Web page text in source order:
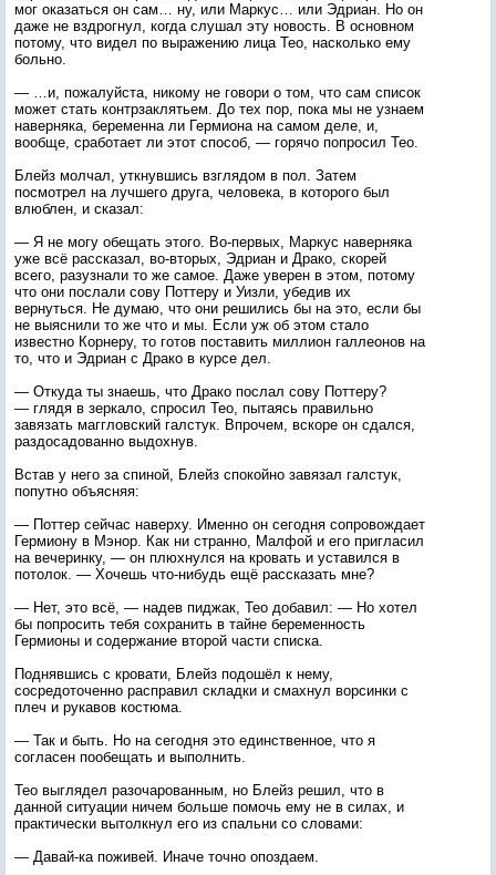
мог оказаться он сам… ну, или Маркус… или Эдриан. Но он
даже не вздрогнул, когда слушал эту новость. В основном
потому, что видел по выражению лица Тео, насколько ему
больно.
— …и, пожалуйста, никому не говори о том, что сам список
может стать контрзаклятьем. До тех пор, пока мы не узнаем
наверняка, беременна ли Гермиона на самом деле, и,
вообще, сработает ли этот способ, — горячо попросил Тео.
Блейз молчал, уткнувшись взглядом в пол. Затем
посмотрел на лучшего друга, человека, в которого был
влюблен, и сказал:
— Я не могу обещать этого. Во-первых, Маркус наверняка
уже всё рассказал, во-вторых, Эдриан и Драко, скорей
всего, разузнали то же самое. Даже уверен в этом, потому
что они послали сову Поттеру и Уизли, убедив их
вернуться. Не думаю, что они решились бы на это, если бы
не выяснили то же что и мы. Если уж об этом стало
известно Корнеру, то готов поставить миллион галлеонов на
то, что и Эдриан с Драко в курсе дел.
— Откуда ты знаешь, что Драко послал сову Поттеру?
— глядя в зеркало, спросил Тео, пытаясь правильно
завязать маггловский галстук. Впрочем, вскоре он сдался,
раздосадованно выдохнув.
Встав у него за спиной, Блейз спокойно завязал галстук,
попутно объясняя:
— Поттер сейчас наверху. Именно он сегодня сопровождает
Гермиону в Мэнор. Как ни странно, Малфой и его пригласил
на вечеринку, — он плюхнулся на кровать и уставился в
потолок. — Хочешь что-нибудь ещё рассказать мне?
— Нет, это всё, — надев пиджак, Тео добавил: — Но хотел
бы попросить тебя сохранить в тайне беременность
Гермионы и содержание второй части списка.
Поднявшись с кровати, Блейз подошёл к нему,
сосредоточенно расправил складки и смахнул ворсинки с
плеч и рукавов костюма.
— Так и быть. Но на сегодня это единственное, что я
согласен пообещать и выполнить.
Тео выглядел разочарованным, но Блейз решил, что в
данной ситуации ничем больше помочь ему не в силах, и
практически вытолкнул его из спальни со словами:
— Давай-ка поживей. Иначе точно опоздаем.